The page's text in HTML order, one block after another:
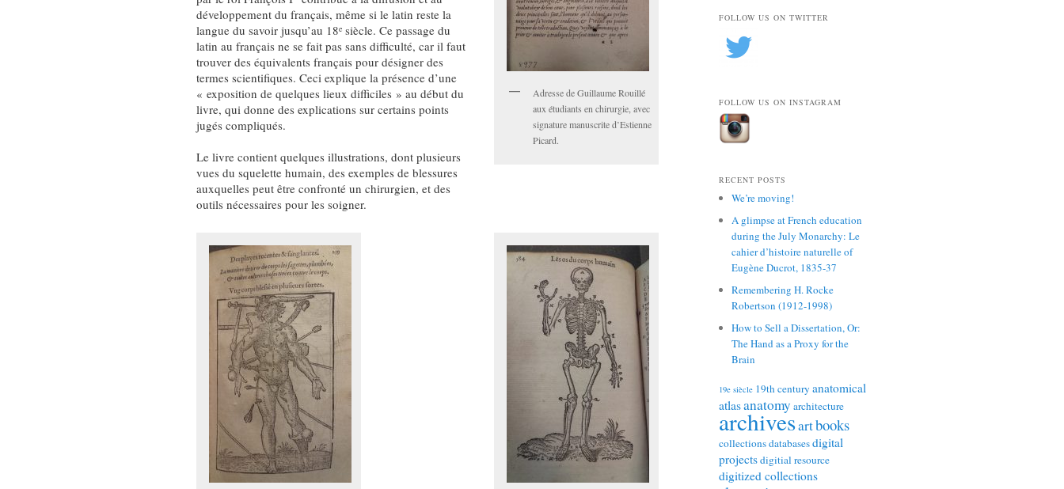
Adresse de Guillaume Rouillé
aux étudiants en chirurgie, avec
signature manuscrite d’Estienne
Picard.
développement du français, même si le latin reste la
langue du savoir jusqu’au 18e siècle. Ce passage du
latin au français ne se fait pas sans difficulté, car il faut
trouver des équivalents français pour désigner des
termes scientifiques. Ceci explique la présence d’une
« exposition de quelques lieux difficiles » au début du
livre, qui donne des explications sur certains points
jugés compliqués.
Le livre contient quelques illustrations, dont plusieurs
vues du squelette humain, des exemples de blessures
auxquelles peut être confronté un chirurgien, et des
outils nécessaires pour les soigner.
FOLLOW US ON TWITTER
FOLLOW US ON INSTAGRAM
RECENT POSTS
We’re moving!
A glimpse at French education
during the July Monarchy: Le
cahier d’histoire naturelle of
Eugène Ducrot, 1835-37
Remembering H. Rocke
Robertson (1912-1998)
How to Sell a Dissertation, Or:
The Hand as a Proxy for the
Brain
19e siècle 19th century anatomical
atlasanatomy architecture
archivesartbooks
collectionsdatabasesdigital
projectsdigitial resource
digitized collections